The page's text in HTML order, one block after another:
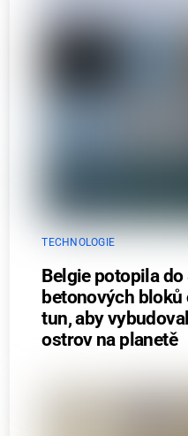
TECHNOLOGIE
Belgie potopila
betonových
tun, aby
ostrov na planetě